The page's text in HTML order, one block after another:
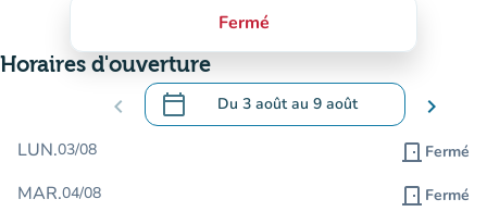
Fermé
Horaires d'ouverture
chevron_left calendar_today Du 3 aoûtau 9 août
.Ouvrir le calendrier pour changer de
chevron_right
LUN.03/08 door_front Fermé
MAR.04/08 door_front Fermé